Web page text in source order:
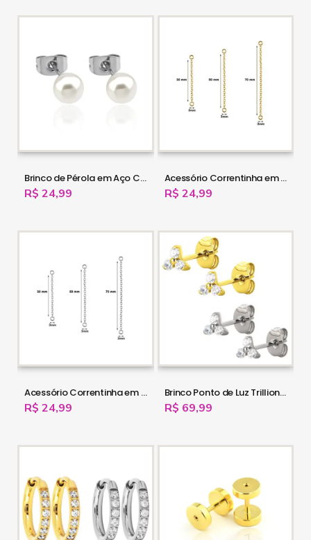
Brinco de Pérola em Aço Cirúrgico - 16OUT31
R$ 24,99
Acessório Correntinha em Aço Cirúrgico - PVD Gold - 16OUT30
R$ 24,99
Acessório Correntinha em Aço Cirúrgico - 16OUT29
R$ 24,99
Brinco Ponto de Luz Trillion - 100% em Titânio - 16OUT28
R$ 69,99